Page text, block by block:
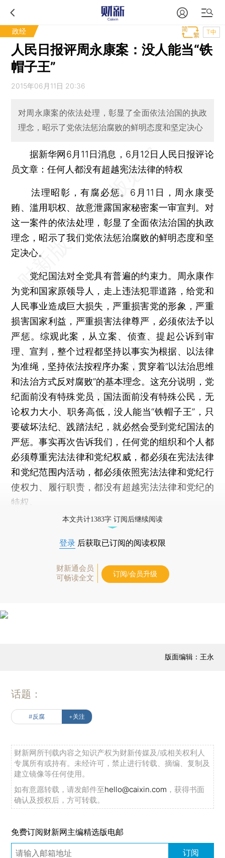
政经 T中
人民日报评周永康案：没人能当“铁
帽子王”
2015年06月11日 20:36
对周永康案的依法处理，彰显了全面依法治国的执政
理念，昭示了党依法惩治腐败的鲜明态度和坚定决心
据新华网6月11日消息，6月12日人民日报评论
员文章：任何人都没有超越宪法法律的特权
法理昭彰，有腐必惩。6月11日，周永康受
贿、滥用职权、故意泄露国家秘密案一审宣判。对
这一案件的依法处理，彰显了全面依法治国的执政
理念，昭示了我们党依法惩治腐败的鲜明态度和坚
定决心。
党纪国法对全党具有普遍的约束力。周永康作
为党和国家原领导人，走上违法犯罪道路，给党和
人民事业造成巨大损失，严重损害党的形象，严重
损害国家利益，严重损害法律尊严，必须依法予以
严惩。综观此案，从立案、侦查、提起公诉到审
理、宣判，整个过程都坚持以事实为根据、以法律
为准绳，坚持依法按程序办案，贯穿着“以法治思维
和法治方式反对腐败”的基本理念。这充分说明，党
纪面前没有特殊党员，国法面前没有特殊公民，无
论权力大小、职务高低，没人能当“铁帽子王”，只
要破坏法纪、践踏法纪，就必然会受到党纪国法的
严惩。事实再次告诉我们，任何党的组织和个人都
必须尊重宪法法律和党纪权威，都必须在宪法法律
和党纪范围内活动，都必须依照宪法法律和党纪行
使权力、履行职责，都没有超越宪法法律和党纪的
特权。
本文共计1383字 订阅后继续阅读
登录 后获取已订阅的阅读权限
财新通会员
可畅读全文
订阅/会员升级
版面编辑：王永
话题：
#反腐 +关注
财新网所刊载内容之知识产权为财新传媒及/或相关权利人
专属所有或持有。未经许可，禁止进行转载、摘编、复制及
建立镜像等任何使用。
如有意愿转载，请发邮件至hello@caixin.com ，获得书面
确认及授权后，方可转载。
免费订阅财新网主编精选版电邮
订阅